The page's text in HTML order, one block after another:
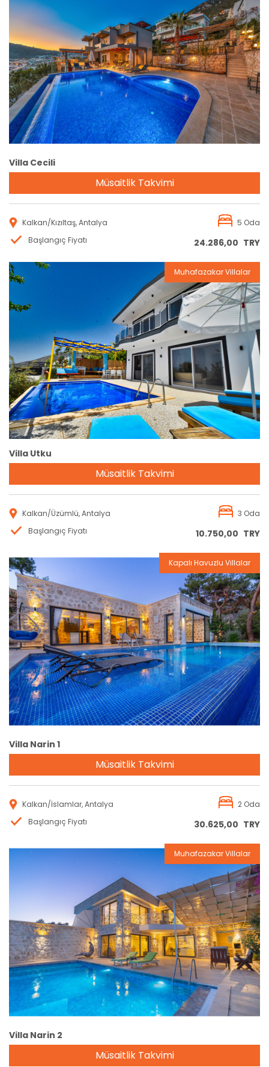
Rezervasyon
Villa Cecili
Müsaitlik Takvimi
Kalkan/Kızıltaş, Antalya
5 Oda
Başlangıç Fiyatı
24.286,00 TRY
Rezervasyon
Muhafazakar Villalar
Villa Utku
Müsaitlik Takvimi
Kalkan/Üzümlü, Antalya
3 Oda
Başlangıç Fiyatı
10.750,00 TRY
Rezervasyon
Kapalı Havuzlu Villalar
Villa Narin 1
Müsaitlik Takvimi
Kalkan/İslamlar, Antalya
2 Oda
Başlangıç Fiyatı
30.625,00 TRY
Rezervasyon
Muhafazakar Villalar
Villa Narin 2
Müsaitlik Takvimi